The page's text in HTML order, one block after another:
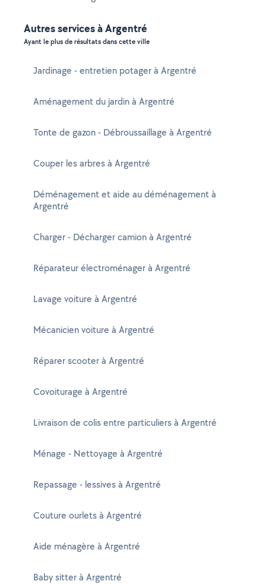
Autres services à Argentré
Ayant le plus de résultats dans cette ville
Jardinage - entretien potager à Argentré
Aménagement du jardin à Argentré
Tonte de gazon - Débroussaillage à Argentré
Couper les arbres à Argentré
Déménagement et aide au déménagement à
Argentré
Charger - Décharger camion à Argentré
Réparateur électroménager à Argentré
Lavage voiture à Argentré
Mécanicien voiture à Argentré
Réparer scooter à Argentré
Covoiturage à Argentré
Livraison de colis entre particuliers à Argentré
Ménage - Nettoyage à Argentré
Repassage - lessives à Argentré
Couture ourlets à Argentré
Aide ménagère à Argentré
Baby sitter à Argentré